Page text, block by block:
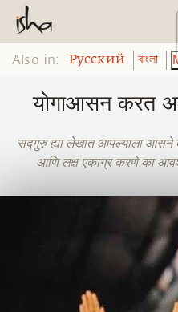
Also in: Pусский বাংলা
योगाआसन करत
सद्गुरु ह्या लेखात आपल्याला आसने
आणि लक्ष एकाग्र करणे का